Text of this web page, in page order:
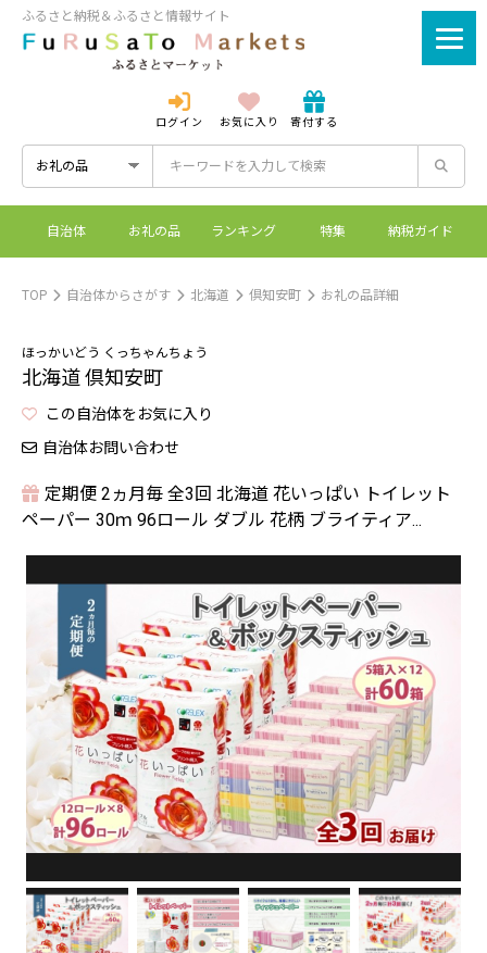
ふるさと納税＆ふるさと情報サイト
ログイン お気に入り 寄付する
自治体 お礼の品 ランキング 特集 納税ガイド
TOP
自治体からさがす 北海道 倶知安町 お礼の品詳細
ほっかいどう くっちゃんちょう
北海道 倶知安町
この自治体をお気に入り
自治体お問い合わせ
定期便 2ヵ月毎 全3回 北海道 花いっぱい トイレット
ペーパー 30ｍ 96ロール ダブル 花柄 ブライティア...